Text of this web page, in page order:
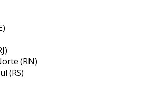
ao isolamento.
com spray
traz diversos
residenciais
(RN)
(RS)